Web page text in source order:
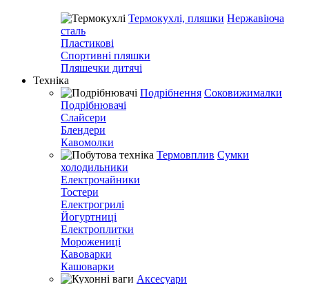
Термокухлі, пляшки Нержавіюча
сталь
Пластикові
Спортивні пляшки
Пляшечки дитячі
Техніка
Подрібнення Соковижималки
Подрібнювачі
Слайсери
Блендери
Кавомолки
Термовплив Сумки
холодильники
Електрочайники
Тостери
Електрогрилі
Йогуртниці
Електроплитки
Морожениці
Кавоварки
Кашоварки
Аксесуари